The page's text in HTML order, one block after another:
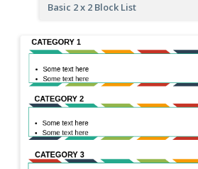
Basic 2 x 2 Block List